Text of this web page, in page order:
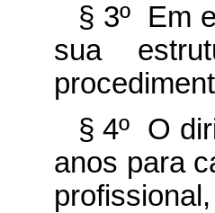
§ 3º Em
sua
§ 4º O
anos para